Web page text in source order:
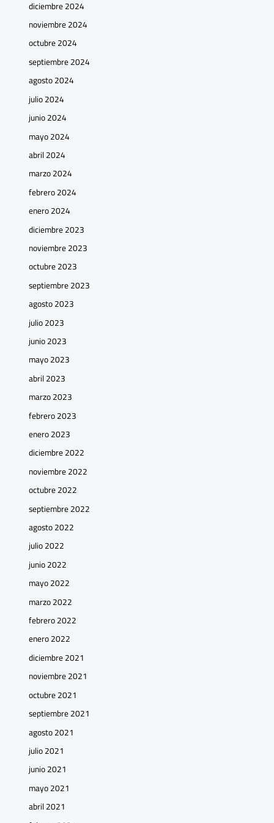
diciembre 2024
noviembre 2024
octubre 2024
septiembre 2024
agosto 2024
julio 2024
junio 2024
mayo 2024
abril 2024
marzo 2024
febrero 2024
enero 2024
diciembre 2023
noviembre 2023
octubre 2023
septiembre 2023
agosto 2023
julio 2023
junio 2023
mayo 2023
abril 2023
marzo 2023
febrero 2023
enero 2023
diciembre 2022
noviembre 2022
octubre 2022
septiembre 2022
agosto 2022
julio 2022
junio 2022
mayo 2022
marzo 2022
febrero 2022
enero 2022
diciembre 2021
noviembre 2021
octubre 2021
septiembre 2021
agosto 2021
julio 2021
junio 2021
mayo 2021
abril 2021